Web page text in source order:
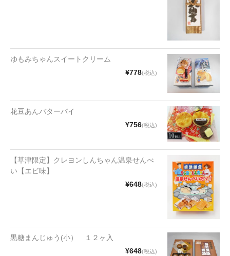
もろみ漬け
麺類
文具・雑貨
日用品・雑貨
筆記具
ゆもみちゃんスイートクリーム
¥778(税込)
花豆あんバターパイ
¥756(税込)
【草津限定】クレヨンしんちゃん温泉せんべ
い【エビ味】
¥648(税込)
黒糖まんじゅう(小） １２ヶ入
¥648(税込)